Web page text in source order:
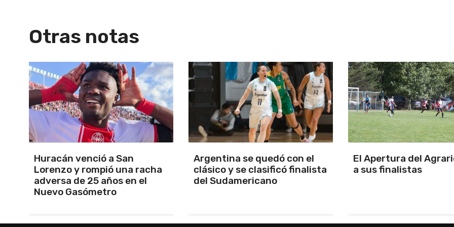
Otras notas
Argentina se quedó con el
clásico y se clasificó finalista
del Sudamericano
El Apertura del Agrario tiene
a sus finalistas
Ponce de León le
duelo a Vivian y